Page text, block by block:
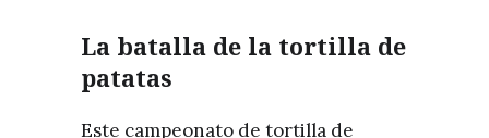
La batalla de la tortilla de
patatas
Este campeonato de tortilla de